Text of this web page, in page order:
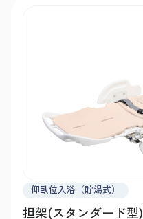
仰臥位入浴（貯湯式）
担架(スタンダード型)